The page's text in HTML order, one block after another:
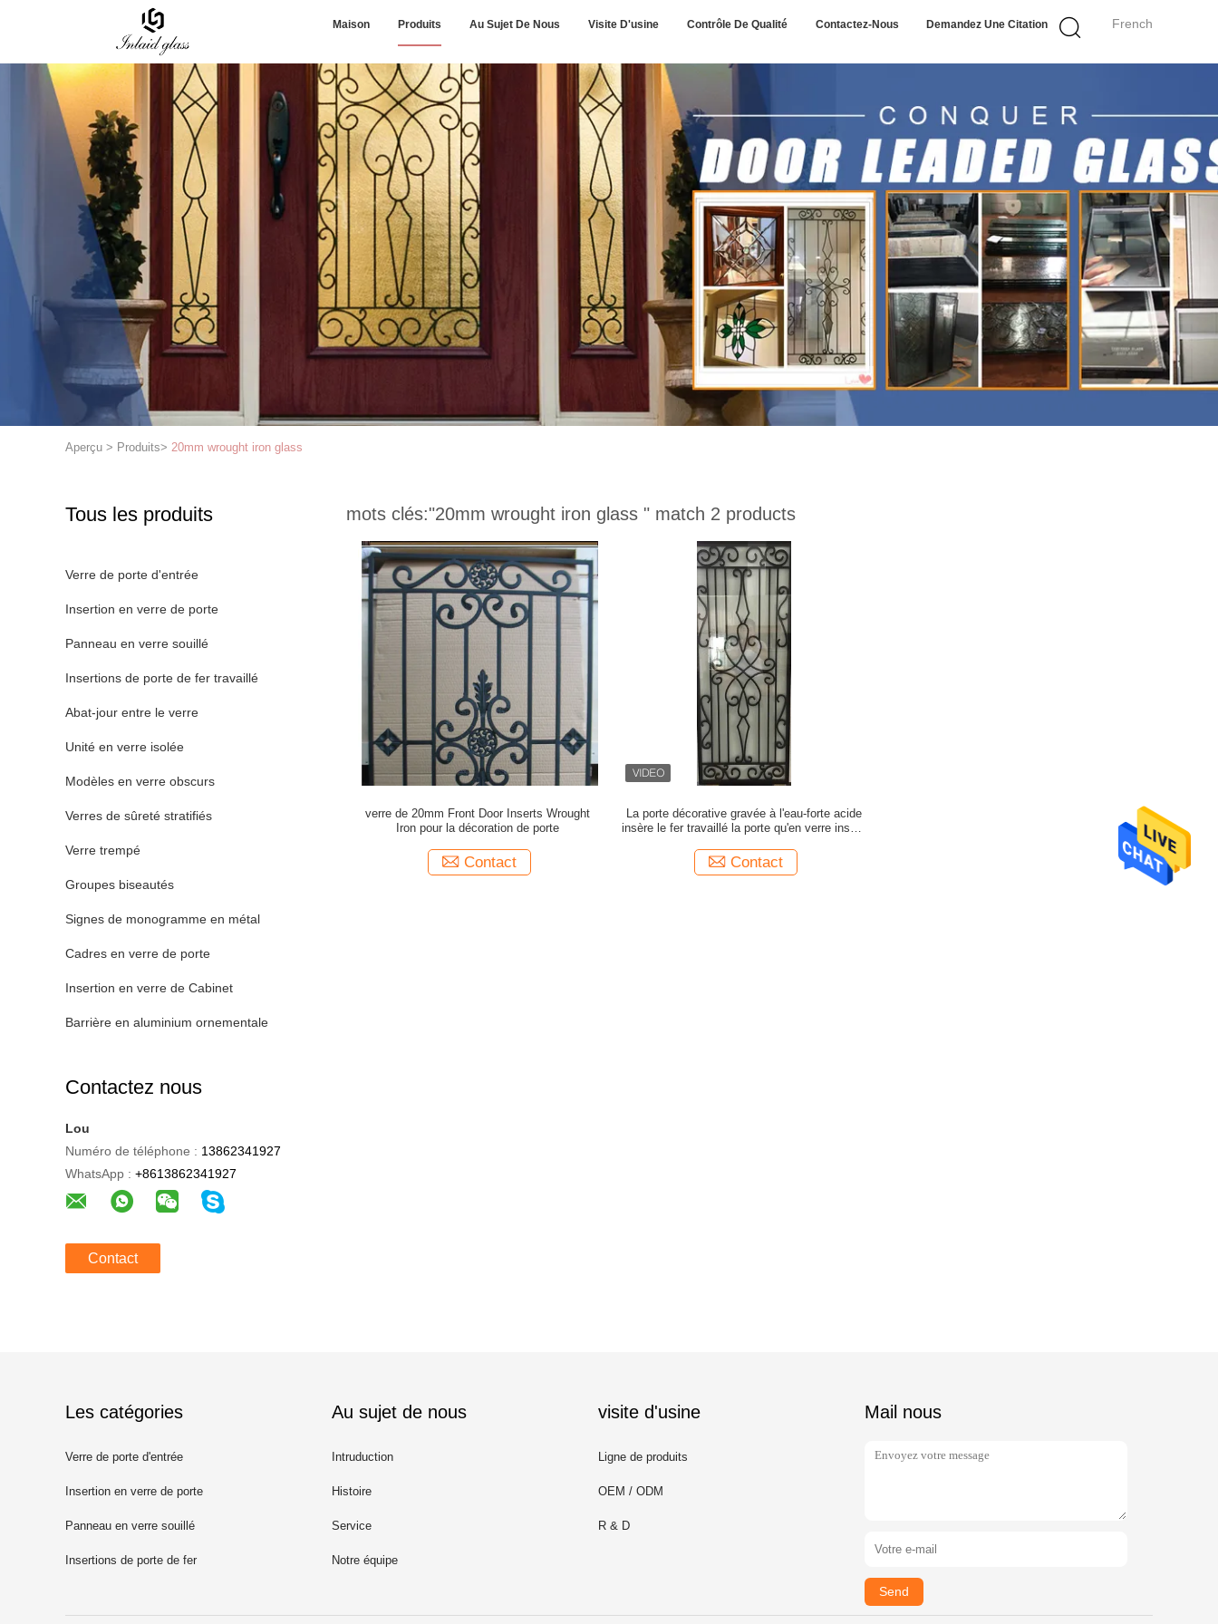
French
Maison Produits Au Sujet De Nous Visite D'usine Contrôle De Qualité Contactez-Nous Demandez Une Citation
Aperçu > Produits> 20mm wrought iron glass
Tous les produits
Verre de porte d'entrée
Insertion en verre de porte
Panneau en verre souillé
Insertions de porte de fer travaillé
Abat-jour entre le verre
Unité en verre isolée
Modèles en verre obscurs
Verres de sûreté stratifiés
Verre trempé
Groupes biseautés
Signes de monogramme en métal
Cadres en verre de porte
Insertion en verre de Cabinet
Barrière en aluminium ornementale
Contactez nous
Lou
Numéro de téléphone : 13862341927
WhatsApp : +8613862341927
Contact
mots clés:"20mm wrought iron glass " match 2 products
verre de 20mm Front Door Inserts Wrought
Iron pour la décoration de porte
Contact
La porte décorative gravée à l'eau-forte acide
insère le fer travaillé la porte qu'en verre insère
Contact
Les catégories
Verre de porte d'entrée
Insertion en verre de porte
Panneau en verre souillé
Insertions de porte de fer
Au sujet de nous
Intruduction
Histoire
Service
Notre équipe
visite d'usine
Ligne de produits
OEM / ODM
R & D
Mail nous
Send